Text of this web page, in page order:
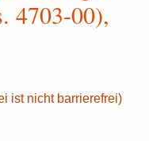
4703-00),
ist nicht barrierefrei)